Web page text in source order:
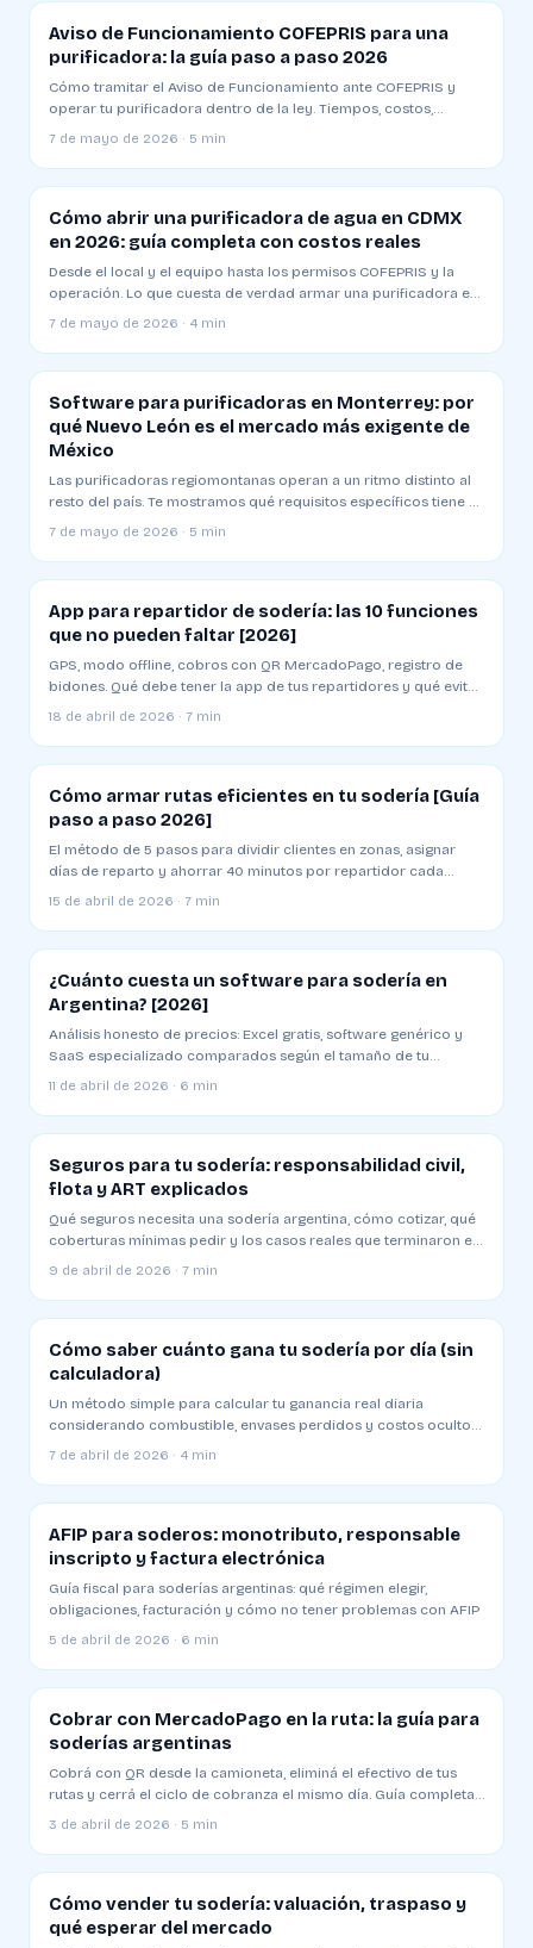
Aviso de Funcionamiento COFEPRIS para una
purificadora: la guía paso a paso 2026
Cómo tramitar el Aviso de Funcionamiento ante COFEPRIS y
operar tu purificadora dentro de la ley. Tiempos, costos,
formatos y los errores comunes que retrasan el trámite.
7 de mayo de 2026 · 5 min
Cómo abrir una purificadora de agua en CDMX
en 2026: guía completa con costos reales
Desde el local y el equipo hasta los permisos COFEPRIS y la
operación. Lo que cuesta de verdad armar una purificadora en
Ciudad de México y cuánto tarda en ser rentable.
7 de mayo de 2026 · 4 min
Software para purificadoras en Monterrey: por
qué Nuevo León es el mercado más exigente de
México
Las purificadoras regiomontanas operan a un ritmo distinto al
resto del país. Te mostramos qué requisitos específicos tiene el
mercado y cómo elegir un sistema que aguante.
7 de mayo de 2026 · 5 min
App para repartidor de sodería: las 10 funciones
que no pueden faltar [2026]
GPS, modo offline, cobros con QR MercadoPago, registro de
bidones. Qué debe tener la app de tus repartidores y qué evitar
al elegir una
18 de abril de 2026 · 7 min
Cómo armar rutas eficientes en tu sodería [Guía
paso a paso 2026]
El método de 5 pasos para dividir clientes en zonas, asignar
días de reparto y ahorrar 40 minutos por repartidor cada
mañana
15 de abril de 2026 · 7 min
¿Cuánto cuesta un software para sodería en
Argentina? [2026]
Análisis honesto de precios: Excel gratis, software genérico y
SaaS especializado comparados según el tamaño de tu
sodería
11 de abril de 2026 · 6 min
Seguros para tu sodería: responsabilidad civil,
flota y ART explicados
Qué seguros necesita una sodería argentina, cómo cotizar, qué
coberturas mínimas pedir y los casos reales que terminaron en
juicio
9 de abril de 2026 · 7 min
Cómo saber cuánto gana tu sodería por día (sin
calculadora)
Un método simple para calcular tu ganancia real diaria
considerando combustible, envases perdidos y costos ocultos.
Plantilla y ejemplo
7 de abril de 2026 · 4 min
AFIP para soderos: monotributo, responsable
inscripto y factura electrónica
Guía fiscal para soderías argentinas: qué régimen elegir,
obligaciones, facturación y cómo no tener problemas con AFIP
5 de abril de 2026 · 6 min
Cobrar con MercadoPago en la ruta: la guía para
soderías argentinas
Cobrá con QR desde la camioneta, eliminá el efectivo de tus
rutas y cerrá el ciclo de cobranza el mismo día. Guía completa
2026
3 de abril de 2026 · 5 min
Cómo vender tu sodería: valuación, traspaso y
qué esperar del mercado